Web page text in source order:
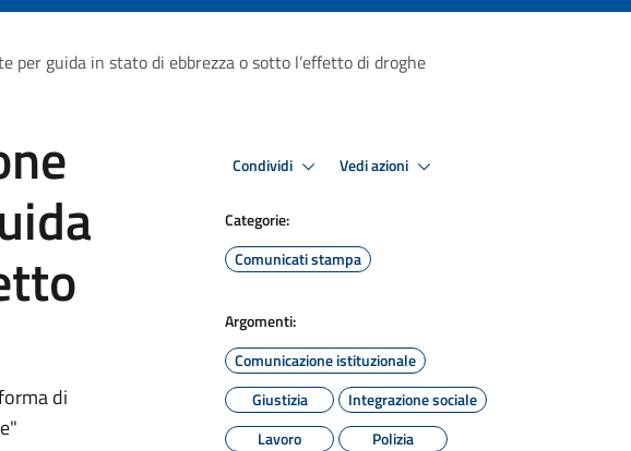
per guida in stato di ebbrezza o sotto l’effetto di droghe
di
Condividi Vedi azioni
Categorie:
Comunicati stampa
Argomenti:
Comunicazione istituzionale
Giustizia
Integrazione sociale
Lavoro
Polizia